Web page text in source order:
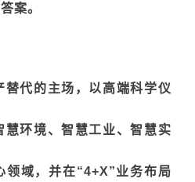
案。
代的主场，以高端科学仪
慧环境、智慧工业、智慧实
领域，并在“4+X”业务布局